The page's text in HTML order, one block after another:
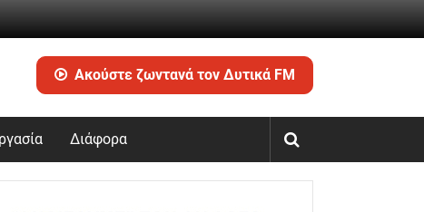
Ακούστε ζωντανά τον Δυτικά FM
Διάφορα